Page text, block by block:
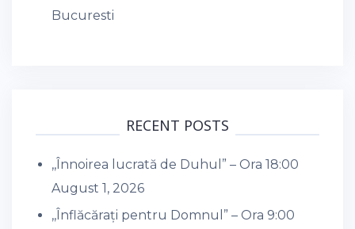
Bucuresti
RECENT POSTS
,,Înnoirea lucrată de Duhul” – Ora 18:00
August 1, 2026
,,Înflăcărați pentru Domnul” – Ora 9:00